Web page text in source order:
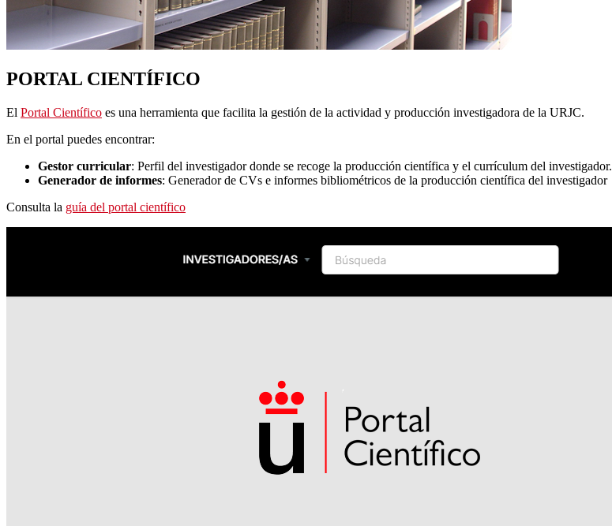
PORTAL CIENTÍFICO
El Portal Científico es una herramienta que facilita la gestión de la actividad y producción investigadora de la URJC.
En el portal puedes encontrar:
Gestor curricular: Perfil del investigador donde se recoge la producción científica y el currículum del investigador.
Generador de informes: Generador de CVs e informes bibliométricos de la producción científica del investigador
Consulta la guía del portal científico